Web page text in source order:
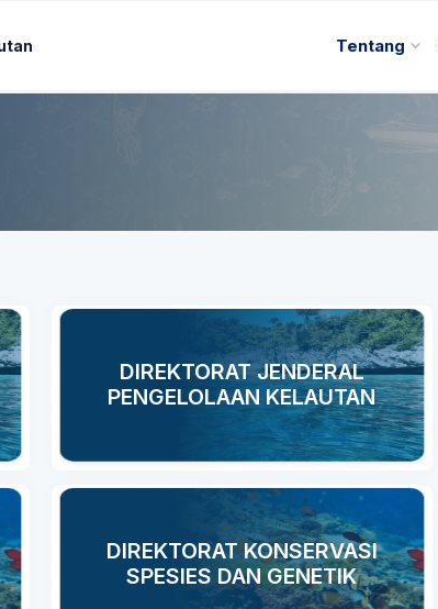
Tentang
DIREKTORAT JENDERAL
PENGELOLAAN KELAUTAN
DIREKTORAT KONSERVASI
SPESIES DAN GENETIK